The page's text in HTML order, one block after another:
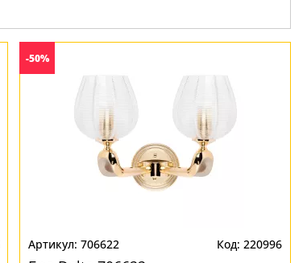
-50%
706622 220996